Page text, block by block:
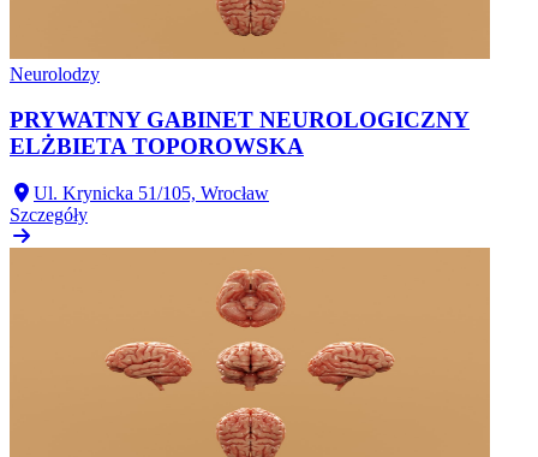
Neurolodzy
PRYWATNY GABINET NEUROLOGICZNY
ELŻBIETA TOPOROWSKA
Ul. Krynicka 51/105, Wrocław
Szczegóły